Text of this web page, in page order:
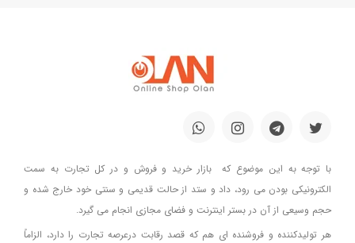
با توجه به این موضوع که بازار خرید و فروش و در کل تجارت به سمت
الکترونیکی بودن می رود، داد و ستد از حالت قدیمی و سنتی خود خارج شده و
حجم وسیعی از آن در بستر اینترنت و فضای مجازی انجام می گیرد.
هر تولیدکننده و فروشنده ای هم که قصد رقابت درعرصه تجارت را دارد، الزاماً